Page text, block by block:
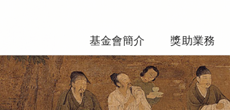
基金會簡介 獎助業務